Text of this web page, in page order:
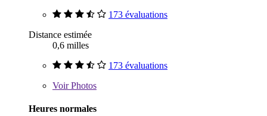
173 évaluations
Distance estimée
0,6 milles
173 évaluations
VoirPhotos
Heures normales